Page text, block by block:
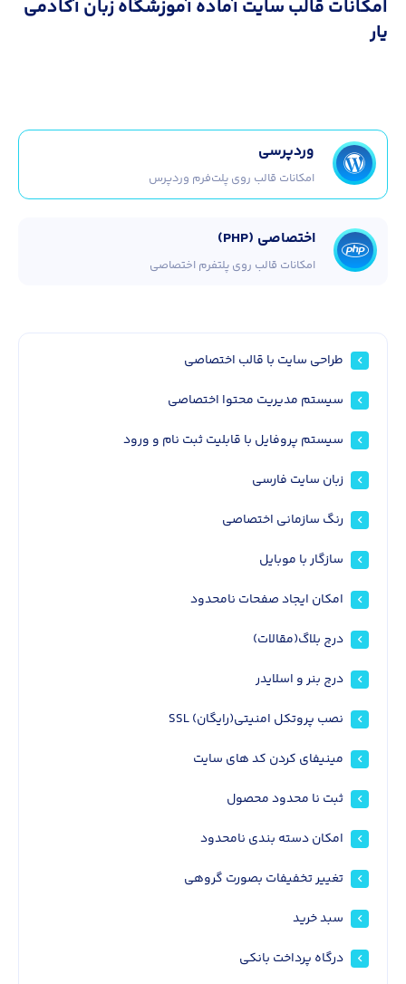
امکانات قالب سایت آماده آموزشگاه زبان آکادمی
یار
وردپرسی
امکانات قالب روی پلت‌فرم وردپرس
اختصاصی (PHP)
امکانات قالب روی پلتفرم اختصاصی
طراحی سایت با قالب اختصاصی
سیستم مدیریت محتوا اختصاصی
سیستم پروفایل با قابلیت ثبت نام و ورود
زبان سایت فارسی
رنگ سازمانی اختصاصی
سازگار با موبایل
امکان ایجاد صفحات نامحدود
درج بلاگ(مقالات)
درج بنر و اسلایدر
نصب پروتکل امنیتی(رایگان) SSL
مینیفای کردن کد های سایت
ثبت نا محدود محصول
امکان دسته بندی نامحدود
تغییر تخفیفات بصورت گروهی
سبد خرید
درگاه پرداخت بانکی